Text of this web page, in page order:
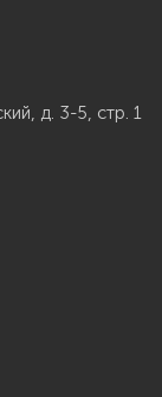
д. 3-5, стр. 1